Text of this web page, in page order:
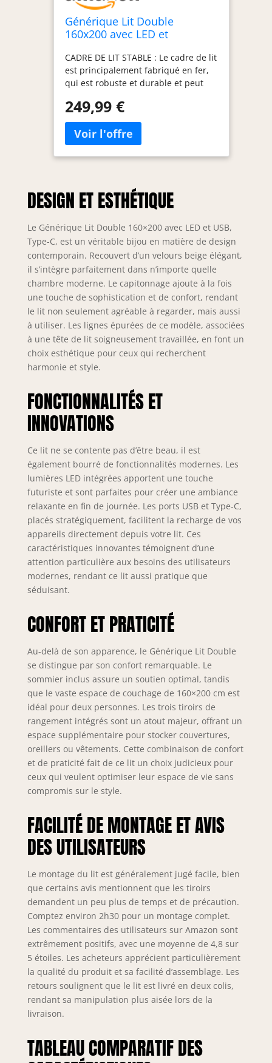
Générique Lit Double
160x200 avec LED et
avec Sommier et 3
Rangement Tiroirs, 2
Personnes pour Adultes,
CADRE DE LIT STABLE : Le cadre de lit
est principalement fabriqué en fer,
qui est robuste et durable et peut
300 kg. Pieds de support
supplémentaires sur la barre
centrale pour une stabilité fiable
TIROIRS DE RANGEMENT : Le lit
rembourré est équipé de 3 tiroirs de
sécuriser les tiroirs. Les tiroirs
peuvent être déplacés facilement
grâce aux roues situées en bas TÊTE
DE LIT MULTIFONCTIONNELLE : Cette
tête de lit dispose d'un espace de
rangement. L'espace de rangement
intégré dans la tête de lit facilite
l'organisation des petits objets. La
tête de lit dispose d'un port USB et
Type-C intégré pour un chargement
pratique des produits électroniques
ILLUMINEZ L'INTELLIGENCE LED :
L'éclairage LED donne à votre
chambre un style moderne, avec la
télécommande, vous pouvez changer
différentes couleurs et luminosité
pour un sommeil confortable FACILE
À ASSEMBLER : Le lit simple pour
adulte est livré avec des outils
d'installation claires ; toutes les
pièces sont facilement identifiables
pour vous aider à assembler
facilement et rapidement Détails du
forfait : Le lit est expédié en 2 colis et
peut ne pas arriver le même jour. Si
vous avez des questions, vous
pouvez contacter notre service client
à tout moment et nous vous
répondrons sous 24 heures
249,99 €
DESIGN ET ESTHÉTIQUE
Le Générique Lit Double 160×200 avec LED et USB,
Type-C, est un véritable bijou en matière de design
contemporain. Recouvert d’un velours beige élégant,
il s’intègre parfaitement dans n’importe quelle
chambre moderne. Le capitonnage ajoute à la fois
une touche de sophistication et de confort, rendant
le lit non seulement agréable à regarder, mais aussi
à utiliser. Les lignes épurées de ce modèle, associées
à une tête de lit soigneusement travaillée, en font un
choix esthétique pour ceux qui recherchent
harmonie et style.
FONCTIONNALITÉS ET
INNOVATIONS
Ce lit ne se contente pas d’être beau, il est
également bourré de fonctionnalités modernes. Les
lumières LED intégrées apportent une touche
futuriste et sont parfaites pour créer une ambiance
relaxante en fin de journée. Les ports USB et Type-C,
placés stratégiquement, facilitent la recharge de vos
appareils directement depuis votre lit. Ces
caractéristiques innovantes témoignent d’une
attention particulière aux besoins des utilisateurs
modernes, rendant ce lit aussi pratique que
séduisant.
CONFORT ET PRATICITÉ
Au-delà de son apparence, le Générique Lit Double
se distingue par son confort remarquable. Le
sommier inclus assure un soutien optimal, tandis
que le vaste espace de couchage de 160×200 cm est
idéal pour deux personnes. Les trois tiroirs de
rangement intégrés sont un atout majeur, offrant un
espace supplémentaire pour stocker couvertures,
oreillers ou vêtements. Cette combinaison de confort
et de praticité fait de ce lit un choix judicieux pour
ceux qui veulent optimiser leur espace de vie sans
compromis sur le style.
FACILITÉ DE MONTAGE ET AVIS
DES UTILISATEURS
Le montage du lit est généralement jugé facile, bien
que certains avis mentionnent que les tiroirs
demandent un peu plus de temps et de précaution.
Comptez environ 2h30 pour un montage complet.
Les commentaires des utilisateurs sur Amazon sont
extrêmement positifs, avec une moyenne de 4,8 sur
5 étoiles. Les acheteurs apprécient particulièrement
la qualité du produit et sa facilité d’assemblage. Les
retours soulignent que le lit est livré en deux colis,
rendant sa manipulation plus aisée lors de la
livraison.
TABLEAU COMPARATIF DES